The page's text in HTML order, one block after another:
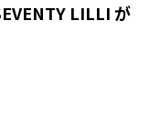
LILLI が